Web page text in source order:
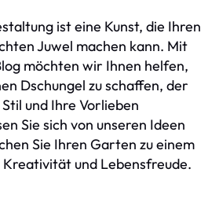
ist eine Kunst, die Ihren
Juwel machen kann. Mit
möchten wir Ihnen helfen,
Dschungel zu schaffen, der
und Ihre Vorlieben
Sie sich von unseren Ideen
Sie Ihren Garten zu einem
und Lebensfreude.